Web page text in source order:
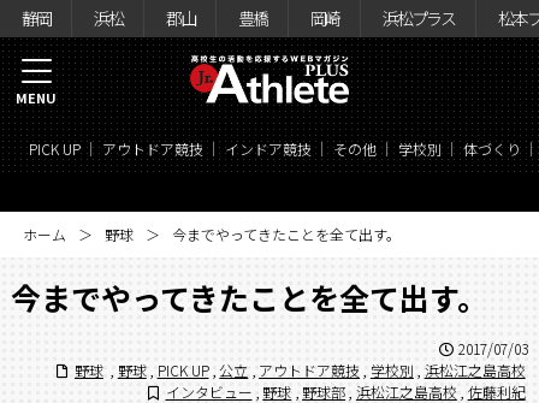
静岡 浜松 郡山 豊橋 岡崎 浜松プラス 松本
PICK UP アウトドア競技 インドア競技 その他 学校別 体づくり
MENU
ホーム 野球 今までやってきたことを全て出す。
今までやってきたことを全て出す。
2017/07/03
野球 , 野球 PICK UP ,公立 アウトドア競技 , 学校別 浜松江之島高校
インタビュー 野球 野球部 浜松江之島高校 佐藤利紀